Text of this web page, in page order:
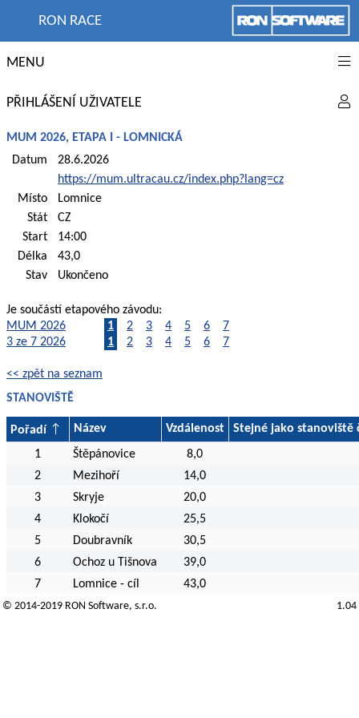
RON RACE
MENU
PŘIHLÁŠENÍ UŽIVATELE
MUM 2026, ETAPA I - LOMNICKÁ
Datum
28.6.2026
https://mum.ultracau.cz/index.php?lang=cz
Místo
Lomnice
Stát
CZ
Start
14:00
Délka
43,0
Stav
Ukončeno
Je součástí etapového závodu:
MUM 2026
1 2 3 4 5 6
7
3 ze 7 2026
1 2 3 4 5 6 7
<< zpět na seznam
STANOVIŠTĚ
Pořadí Název Vzdálenost
Stejné jako stanoviště
1
Štěpánovice
8,0
2
Mezihoří
14,0
3
Skryje
20,0
4
Klokočí
25,5
5
Doubravník
30,5
6
Ochoz u Tišnova
39,0
7
Lomnice - cíl 43,0
© 2014-2019 RON Software, s.r.o. 1.04